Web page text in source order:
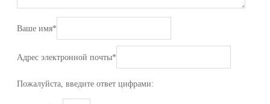
Ваше имя*
Адрес электронной почты*
Пожалуйста, введите ответ цифрами: